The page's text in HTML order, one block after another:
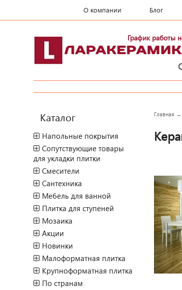
О компании Блог
График работы
Каталог
Напольные покрытия
Сопутствующие товары
для укладки плитки
Смесители
Сантехника
Мебель для ванной
Плитка для ступеней
Мозаика
Акции
Новинки
Малоформатная плитка
Крупноформатная плитка
По странам
Главная →